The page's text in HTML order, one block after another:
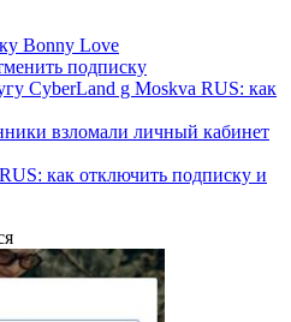
Bonny Love
подписку
CyberLand g Moskva RUS: как
взломали личный кабинет
как отключить подписку и